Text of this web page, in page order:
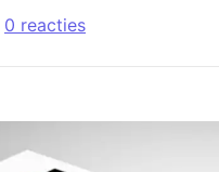
0 reacties